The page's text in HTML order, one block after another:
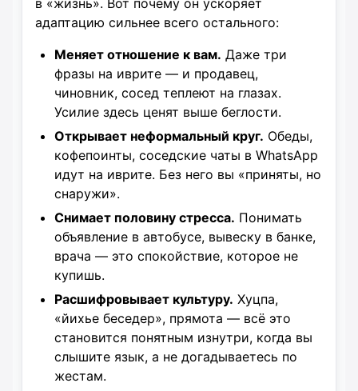
в «жизнь». Вот почему он ускоряет
адаптацию сильнее всего остального:
Меняет отношение к вам. Даже три
фразы на иврите — и продавец,
чиновник, сосед теплеют на глазах.
Усилие здесь ценят выше беглости.
Открывает неформальный круг. Обеды,
кофепоинты, соседские чаты в WhatsApp
идут на иврите. Без него вы «приняты, но
снаружи».
Снимает половину стресса. Понимать
объявление в автобусе, вывеску в банке,
врача — это спокойствие, которое не
купишь.
Расшифровывает культуру. Хуцпа,
«йихье беседер», прямота — всё это
становится понятным изнутри, когда вы
слышите язык, а не догадываетесь по
жестам.